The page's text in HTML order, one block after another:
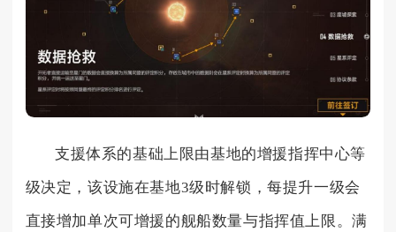
支援体系的基础上限由基地的增援指挥中心等
级决定，该设施在基地3级时解锁，每提升一级会
直接增加单次可增援的舰船数量与指挥值上限。满